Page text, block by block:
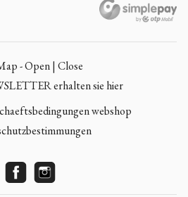
- Open | Close
erhalten sie hier
webshop